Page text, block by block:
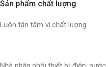
Sản phẩm chất lượng
Luôn tận tâm vì chất lượng